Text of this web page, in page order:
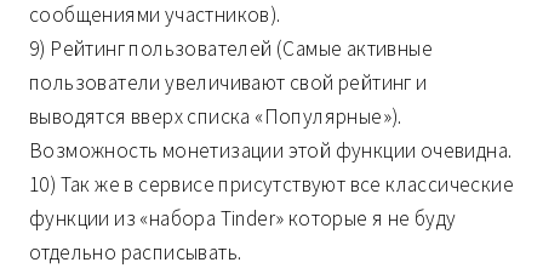
сообщениями участников).
9) Рейтинг пользователей (Самые активные
пользователи увеличивают свой рейтинг и
выводятся вверх списка «Популярные»).
Возможность монетизации этой функции очевидна.
10) Так же в сервисе присутствуют все классические
функции из «набора Tinder» которые я не буду
отдельно расписывать.